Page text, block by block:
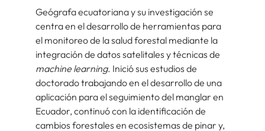
Geógrafa ecuatoriana y su investigación se
centra en el desarrollo de herramientas para
el monitoreo de la salud forestal mediante la
integración de datos satelitales y técnicas de
machine learning. Inició sus estudios de
doctorado trabajando en el desarrollo de una
aplicación para el seguimiento del manglar en
Ecuador, continuó con la identificación de
cambios forestales en ecosistemas de pinar y,